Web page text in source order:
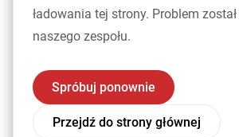
ładowania tej strony. Problem
naszego zespołu.
Spróbuj ponownie
Przejdź do strony głównej